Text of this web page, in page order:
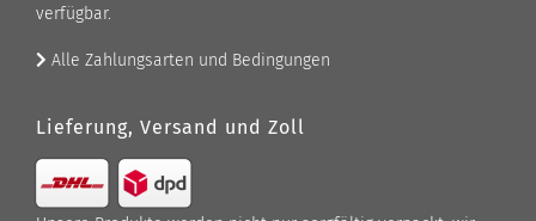
verfügbar.
Alle Zahlungsarten und Bedingungen
Lieferung, Versand und Zoll